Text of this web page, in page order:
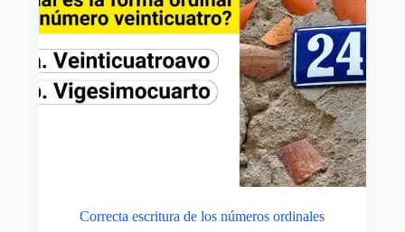
Correcta escritura de los números ordinales